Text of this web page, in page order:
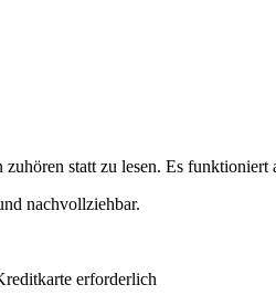
statt zu lesen. Es
nachvollziehbar.
erforderlich